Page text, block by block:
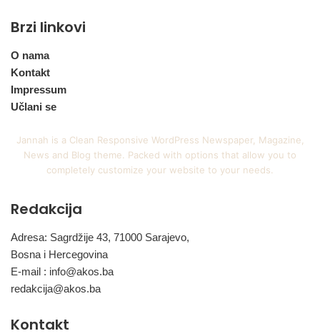
Brzi linkovi
O nama
Kontakt
Impressum
Učlani se
Jannah is a Clean Responsive WordPress Newspaper, Magazine,
News and Blog theme. Packed with options that allow you to
completely customize your website to your needs.
Redakcija
Adresa: Sagrdžije 43, 71000 Sarajevo,
Bosna i Hercegovina
E-mail : info@akos.ba
redakcija@akos.ba
Kontakt